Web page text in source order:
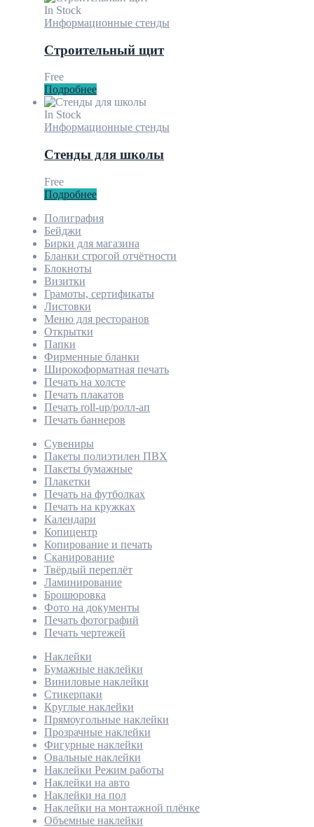
In Stock
Информационные стенды
Строительный щит
Free
Подробнее
In Stock
Информационные стенды
Стенды для школы
Free
Подробнее
Полиграфия
Бейджи
Бирки для магазина
Бланки строгой отчётности
Блокноты
Визитки
Грамоты, сертификаты
Листовки
Меню для ресторанов
Открытки
Папки
Фирменные бланки
Широкоформатная печать
Печать на холсте
Печать плакатов
Печать roll-up/ролл-ап
Печать баннеров
Сувениры
Пакеты полиэтилен ПВХ
Пакеты бумажные
Плакетки
Печать на футболках
Печать на кружках
Календари
Копицентр
Копирование и печать
Сканирование
Твёрдый переплёт
Ламинирование
Брошюровка
Фото на документы
Печать фотографий
Печать чертежей
Наклейки
Бумажные наклейки
Виниловые наклейки
Стикерпаки
Круглые наклейки
Прямоугольные наклейки
Прозрачные наклейки
Фигурные наклейки
Овальные наклейки
Наклейки Режим работы
Наклейки на авто
Наклейки на пол
Наклейки на монтажной плёнке
Объемные наклейки